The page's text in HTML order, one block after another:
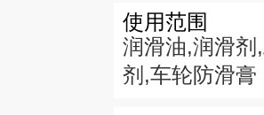
使用范围
润滑油,润滑剂
剂,车轮防滑膏